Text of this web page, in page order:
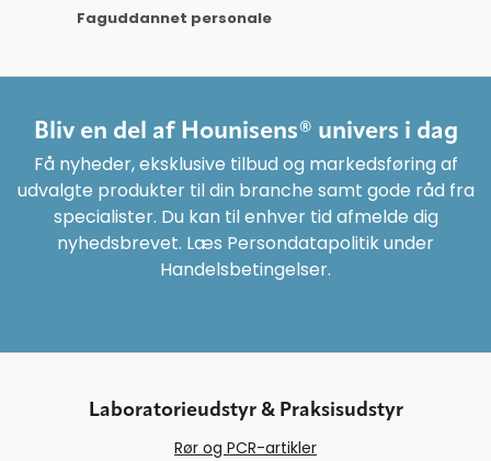
Faguddannet personale
Bliv en del af Hounisens® univers i dag
Få nyheder, eksklusive tilbud og markedsføring af
udvalgte produkter til din branche samt gode råd fra
specialister. Du kan til enhver tid afmelde dig
nyhedsbrevet. Læs Persondatapolitik under
Handelsbetingelser.
Laboratorieudstyr & Praksisudstyr
Rør og PCR-artikler